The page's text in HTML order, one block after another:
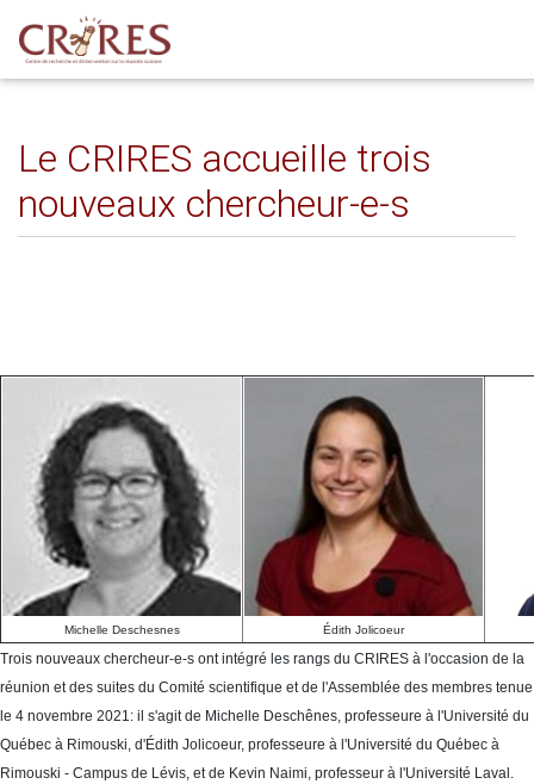
Le CRIRES accueille trois
nouveaux chercheur-e-s
Michelle Deschesnes Édith Jolicoeur
Trois nouveaux chercheur-e-s ont intégré les rangs du CRIRES à l'occasion de la
réunion et des suites du Comité scientifique et de l'Assemblée des membres tenue
le 4 novembre 2021: il s'agit de Michelle Deschênes, professeure à l'Université du
Québec à Rimouski, d'Édith Jolicoeur, professeure à l'Université du Québec à
Rimouski - Campus de Lévis, et de Kevin Naimi, professeur à l'Université Laval.